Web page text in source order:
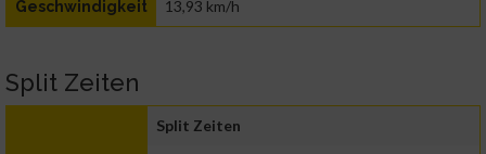
Geschwindigkeit 13,93 km/h
Split Zeiten
Split Zeiten